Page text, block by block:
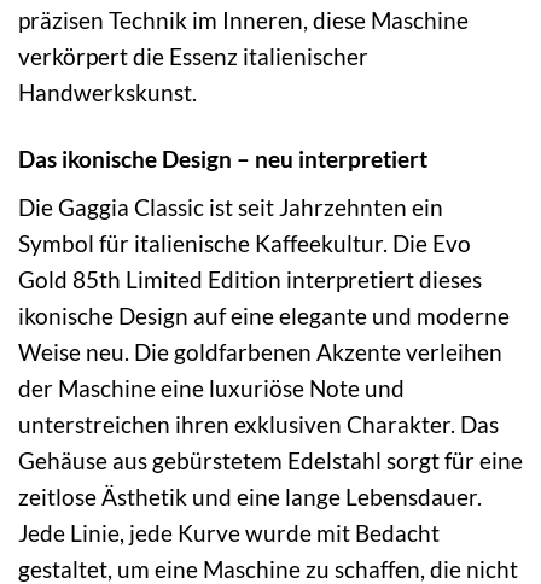
präzisen Technik im Inneren, diese Maschine
verkörpert die Essenz italienischer
Handwerkskunst.
Das ikonische Design – neu interpretiert
Die Gaggia Classic ist seit Jahrzehnten ein
Symbol für italienische Kaffeekultur. Die Evo
Gold 85th Limited Edition interpretiert dieses
ikonische Design auf eine elegante und moderne
Weise neu. Die goldfarbenen Akzente verleihen
der Maschine eine luxuriöse Note und
unterstreichen ihren exklusiven Charakter. Das
Gehäuse aus gebürstetem Edelstahl sorgt für eine
zeitlose Ästhetik und eine lange Lebensdauer.
Jede Linie, jede Kurve wurde mit Bedacht
gestaltet, um eine Maschine zu schaffen, die nicht